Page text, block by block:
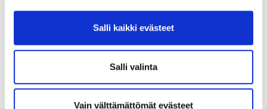
Salli kaikki evästeet
Salli valinta
Vain välttämättömät evästeet
Jari Saarelainen
Silja Saarikangas